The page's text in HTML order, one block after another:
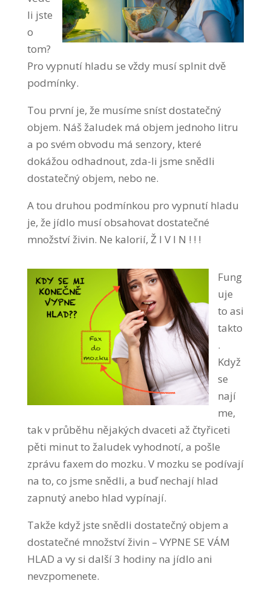
li jste
o
tom?
Pro vypnutí hladu se vždy musí splnit dvě
podmínky.
Tou první je, že musíme sníst dostatečný
objem. Náš žaludek má objem jednoho litru
a po svém obvodu má senzory, které
dokážou odhadnout, zda-li jsme snědli
dostatečný objem, nebo ne.
A tou druhou podmínkou pro vypnutí hladu
je, že jídlo musí obsahovat dostatečné
množství živin. Ne kalorií, Ž I V I N ! ! !
Fung
uje
to asi
takto
.
Když
se
nají
me,
tak v průběhu nějakých dvaceti až čtyřiceti
pěti minut to žaludek vyhodnotí, a pošle
zprávu faxem do mozku. V mozku se podívají
na to, co jsme snědli, a buď nechají hlad
zapnutý anebo hlad vypínají.
Takže když jste snědli dostatečný objem a
dostatečné množství živin – VYPNE SE VÁM
HLAD a vy si další 3 hodiny na jídlo ani
nevzpomenete.